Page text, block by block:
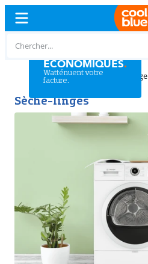
Échange
Sèche-linges
ÉCONOMIQUES.
Watténuent votre
facture.